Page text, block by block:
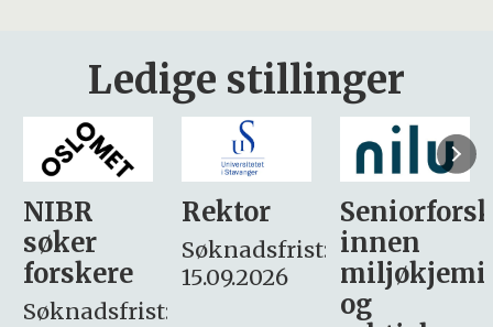
Ledige stillinger
Rektor
Søknadsfrist:
15.09.2026
Seniorforsker
innen
miljøkjemi
søker
– fast